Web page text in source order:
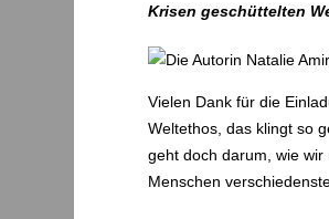
Krisen geschüttelten
Vielen Dank für die
Weltethos, das klingt so
geht doch darum, wie
Menschen